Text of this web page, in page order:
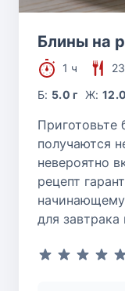
Блины на
1 ч
Б: 5.0 г Ж:
получаются
невероятно
рецепт
для